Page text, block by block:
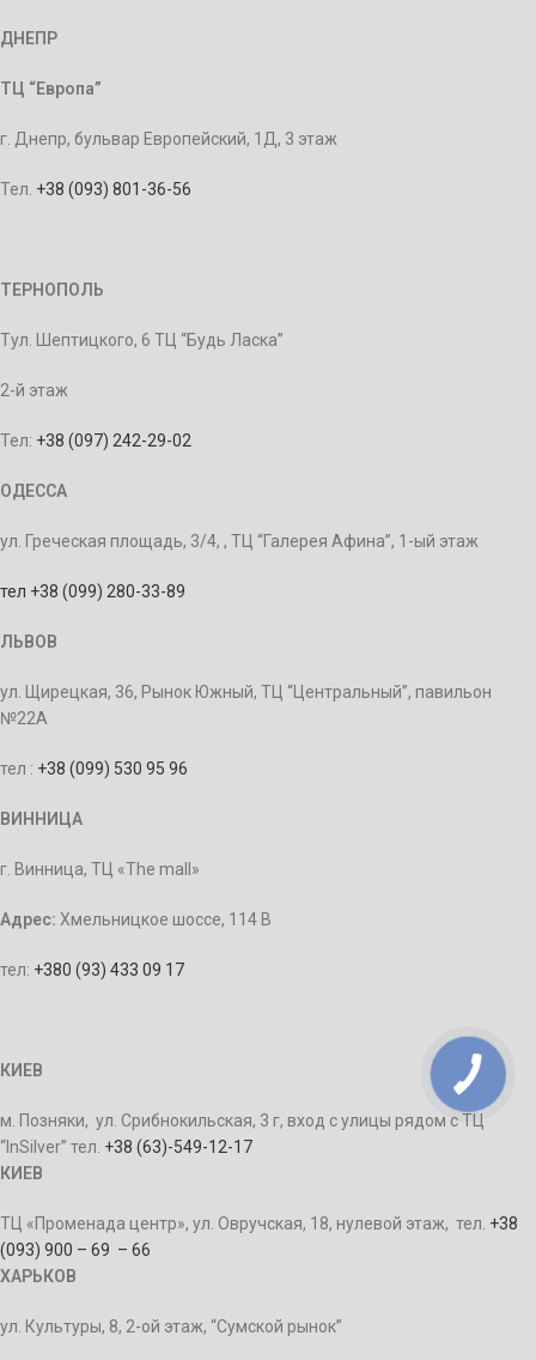
ДНЕПР
ТЦ “Европа”
г. Днепр, бульвар Европейский, 1Д, 3 этаж
Тел. +38 (093) 801-36-56
ТЕРНОПОЛЬ
Тул. Шептицкого, 6 ТЦ “Будь Ласка”
2-й этаж
Тел: +38 (097) 242-29-02
ОДЕССА
ул. Греческая площадь, 3/4, , ТЦ “Галерея Афина”, 1-ый этаж
тел +38 (099) 280-33-89
ЛЬВОВ
ул. Щирецкая, 36, Рынок Южный, ТЦ “Центральный”, павильон
№22А
тел : +38 (099) 530 95 96
ВИННИЦА
г. Винница, ТЦ «The mall»
Адрес: Хмельницкое шоссе, 114 В
тел: +380 (93) 433 09 17
КИЕВ
м. Позняки, ул. Срибнокильская, 3 г, вход с улицы рядом с ТЦ
“InSilver” тел. +38 (63)-549-12-17
КИЕВ
ТЦ «Променада центр», ул. Овручская, 18, нулевой этаж, тел. +38
(093) 900 – 69 – 66
ХАРЬКОВ
ул. Культуры, 8, 2-ой этаж, “Сумской рынок”